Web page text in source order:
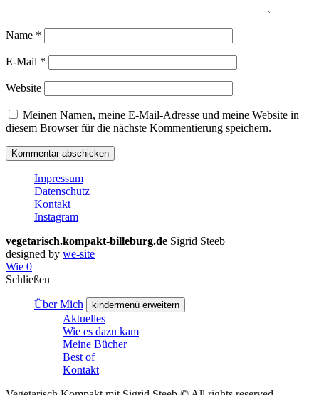
Name *
E-Mail *
Website
Meinen Namen, meine E-Mail-Adresse und meine Website in
diesem Browser für die nächste Kommentierung speichern.
Impressum
Datenschutz
Kontakt
Instagram
vegetarisch.kompakt-billeburg.de Sigrid Steeb
designed by we-site
Wie 0
Schließen
Über Mich kindermenü erweitern
Aktuelles
Wie es dazu kam
Meine Bücher
Best of
Kontakt